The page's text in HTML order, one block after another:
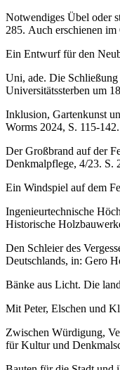
Notwendiges Übel oder
285. Auch erschienen im
Ein Entwurf für den
Uni, ade. Die
Universitätssterben um
Inklusion, Gartenkunst
Worms 2024, S. 115-142.
Der Großbrand auf der
Denkmalpflege, 4/23. S.
Ein Windspiel auf dem
Ingenieurtechnische
Historische
Den Schleier des
Deutschlands, in: Gero
Bänke aus Licht. Die
Mit Peter, Elschen und
Zwischen Würdigung,
für Kultur und